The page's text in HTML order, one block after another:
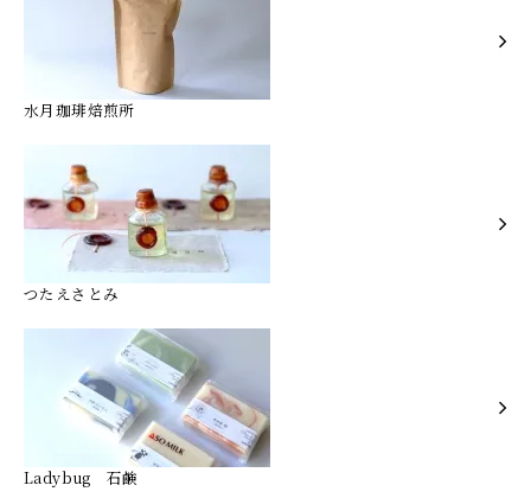
水月珈琲焙煎所
つたえさとみ
Ladybug 石鹸